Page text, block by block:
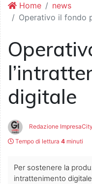
Home
news
Operativo il fondo
digitale
Redazione ImpresaCity
Tempo di lettura 4 minuti
Per sostenere la
intrattenimento